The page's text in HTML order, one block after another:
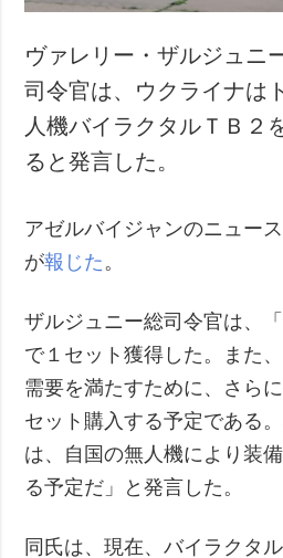
特集
インタビュー
写真
動画
ヴァレリー・ザルジュニ
司令官は、ウクライナは
人機バイラクタルＴＢ２
ると発言した。
アゼルバイジャンのニュー
が報じた 。
ザルジュニー総司令官は、
で１セット獲得した。また
需要を満たすために、さら
セット購入する予定である
は、自国の無人機により装
る予定だ」と発言した。
同氏は、現在、バイラクタ